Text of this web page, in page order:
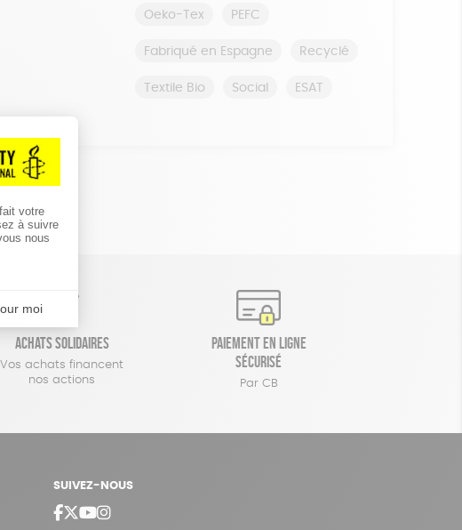
Oeko-Tex PEFC
Fabriqué en Espagne Recyclé
Textile Bio Social ESAT
Achats solidaires
Vos achats financent
nos actions
Paiement en ligne
sécurisé
Par CB
SUIVEZ-NOUS